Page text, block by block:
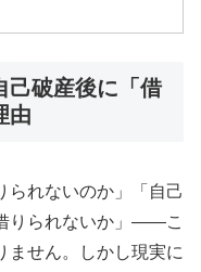
己破産後に「借
由
られないのか」「自己
りられないか」——こ
ません。しかし現実に